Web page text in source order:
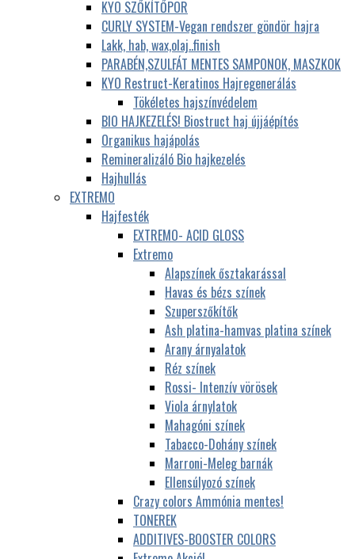
KYO SZŐKÍTŐPOR
CURLY SYSTEM-Vegan rendszer göndör hajra
Lakk, hab, wax,olaj..finish
PARABÉN,SZULFÁT MENTES SAMPONOK, MASZKOK
KYO Restruct-Keratinos Hajregenerálás
Tökéletes hajszínvédelem
BIO HAJKEZELÉS! Biostruct haj újjáépítés
Organikus hajápolás
Remineralizáló Bio hajkezelés
Hajhullás
EXTREMO
Hajfesték
EXTREMO- ACID GLOSS
Extremo
Alapszínek ősztakarással
Havas és bézs színek
Szuperszőkítők
Ash platina-hamvas platina színek
Arany árnyalatok
Réz színek
Rossi- Intenzív vörösek
Viola árnylatok
Mahagóni színek
Tabacco-Dohány színek
Marroni-Meleg barnák
Ellensúlyozó színek
Crazy colors Ammónia mentes!
TONEREK
ADDITIVES-BOOSTER COLORS